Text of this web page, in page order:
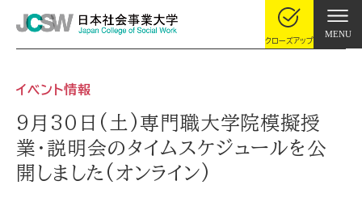
クローズアップ
MENU
イベント情報
9月30日(土)専門職大学院模擬授
業・説明会のタイムスケジュールを公
開しました(オンライン)